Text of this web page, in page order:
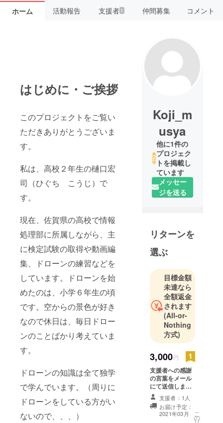
ホーム 活動報告 支援者 1 仲間募集 コメント
はじめに・ご挨拶
このプロジェクトをご覧い
ただきありがとうございま
す。
私は、高校２年生の樋口宏
司（ひぐち こうじ）で
す。
現在、佐賀県の高校で情報
処理部に所属しながら、主
に検定試験の取得や動画編
集、ドローンの練習などを
しています。ドローンを始
めたのは、小学６年生の頃
です。空からの景色が好き
なので休日は、毎日ドロー
ンのことばかり考えていま
す。
ドローンの知識は全て独学
で学んでいます。（周りに
ドローンをしている方がい
ないので、、、）
Koji_m
usya
他に1件の
プロジェク
トを掲載し
ています
メッセー
ジを送る
リターンを
選ぶ
目標金額
未達なら
全額返金
されます
(All-or-
Nothing
方式)
3,000円
支援者への感謝
の言葉をメール
にて送信しま
す。 購入・導入
したものを
Youtube・イン
スタグラムにて
支援者：1人
お届け予定：
2021年03月
こ
の